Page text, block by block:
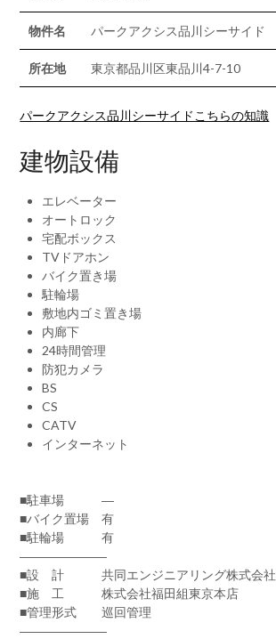
物件名 パークアクシス品川シーサイド
所在地 東京都品川区東品川4-7-10
パークアクシス品川シーサイドこちらの知識
建物設備
エレベーター
オートロック
宅配ボックス
TVドアホン
バイク置き場
駐輪場
敷地内ゴミ置き場
内廊下
24時間管理
防犯カメラ
BS
CS
CATV
インターネット
■駐車場 ―
■バイク置場 有
■駐輪場 有
―――――――
■設 計 共同エンジニアリング株式会社
■施 工 株式会社福田組東京本店
■管理形式 巡回管理
―――――――